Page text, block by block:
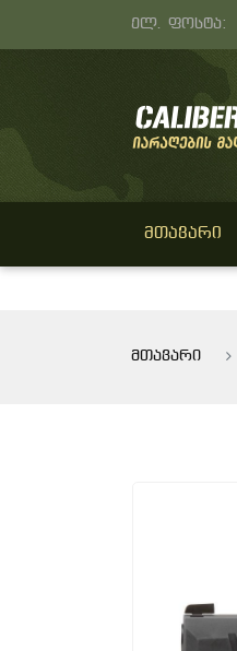
ელ. ფოსტა:
ᲛᲗᲐᲕᲐᲠᲘ
მთავარი